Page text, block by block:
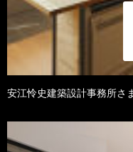
安江怜史建築設計事務所さ